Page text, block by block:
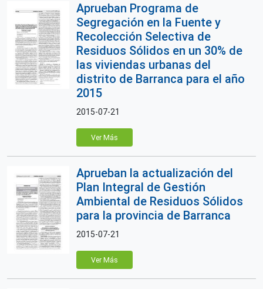
Aprueban Programa de
Segregación en la Fuente y
Recolección Selectiva de
Residuos Sólidos en un 30% de
las viviendas urbanas del
distrito de Barranca para el año
2015
2015-07-21
Ver Más
Aprueban la actualización del
Plan Integral de Gestión
Ambiental de Residuos Sólidos
para la provincia de Barranca
2015-07-21
Ver Más